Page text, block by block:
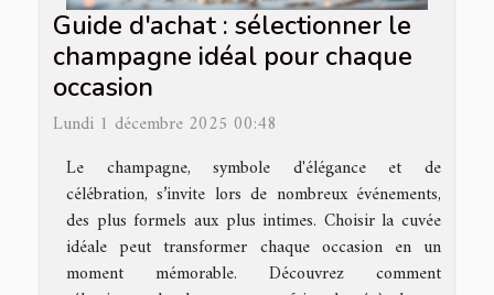
Guide d'achat : sélectionner le
champagne idéal pour chaque
occasion
Lundi 1 décembre 2025 00:48
Le champagne, symbole d'élégance et de
célébration, s’invite lors de nombreux événements,
des plus formels aux plus intimes. Choisir la cuvée
idéale peut transformer chaque occasion en un
moment mémorable. Découvrez comment